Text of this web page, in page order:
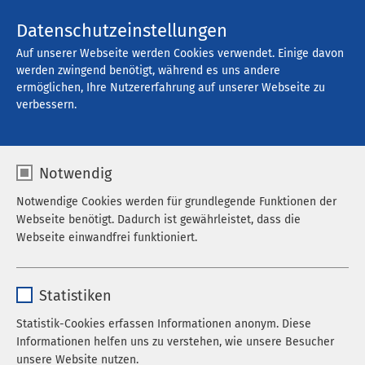
Schnellbewerbung –
wir melden uns
umgehend bei dir
zurück.
Vielen Dank für deine Einsendung - wir melden uns
Datenschutzeinstellungen
Auf unserer Webseite werden Cookies verwendet. Einige davon
werden zwingend benötigt, während es uns andere
ermöglichen, Ihre Nutzererfahrung auf unserer Webseite zu
verbessern.
Notwendig
Notwendige Cookies werden für grundlegende Funktionen der
Webseite benötigt. Dadurch ist gewährleistet, dass die
Webseite einwandfrei funktioniert.
Laufzeit 278 Tage
Statistiken
Statistik-Cookies erfassen Informationen anonym. Diese
Informationen helfen uns zu verstehen, wie unsere Besucher
unsere Website nutzen.